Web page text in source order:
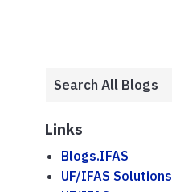
Links
Blogs.IFAS
UF/IFAS Solutions